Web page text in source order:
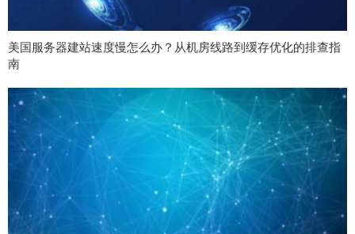
美国服务器建站速度慢怎么办？从机房线路到缓存优化的排查指
南